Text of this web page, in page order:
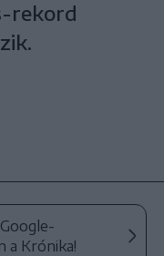
rekord
a Krónika!